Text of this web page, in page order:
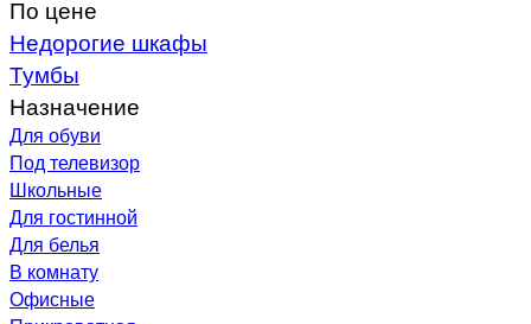
По цене
Недорогие шкафы
Тумбы
Назначение
Для обуви
Под телевизор
Школьные
Для гостинной
Для белья
В комнату
Офисные